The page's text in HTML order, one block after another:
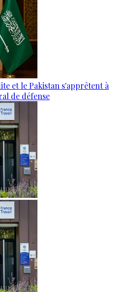
et le Pakistan s'apprêtent à
de défense